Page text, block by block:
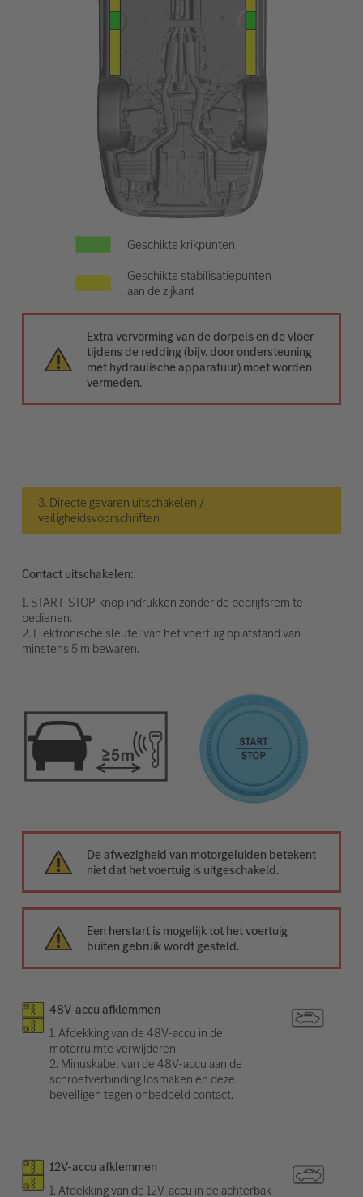
Geschikte krikpunten
Geschikte stabilisatiepunten
aan de zijkant
Extra vervorming van de dorpels en de vloer
tijdens de redding (bijv. door ondersteuning
met hydraulische apparatuur) moet worden
vermeden.
3. Directe gevaren uitschakelen /
veiligheidsvoorschriften
Contact uitschakelen:
1. START-STOP-knop indrukken zonder de bedrijfsrem te
bedienen.
2. Elektronische sleutel van het voertuig op afstand van
minstens 5 m bewaren.
De afwezigheid van motorgeluiden betekent
niet dat het voertuig is uitgeschakeld.
Een herstart is mogelijk tot het voertuig
buiten gebruik wordt gesteld.
48V-accu afklemmen
1. Afdekking van de 48V-accu in de
motorruimte verwijderen.
2. Minuskabel van de 48V-accu aan de
schroefverbinding losmaken en deze
beveiligen tegen onbedoeld contact.
12V-accu afklemmen
1. Afdekking van de 12V-accu in de achterbak